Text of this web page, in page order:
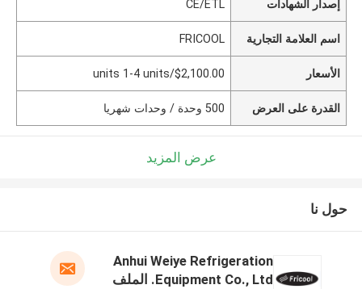
إصدار الشهادات CE/ETL
اسم العلامة التجارية FRICOOL
الأسعار $2,100.00/units 1-4 units
القدرة على العرض 500 وحدة / وحدات شهريا
عرض المزيد
حول نا
Anhui Weiye Refrigeration
Equipment Co., Ltd. الملف